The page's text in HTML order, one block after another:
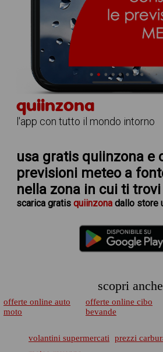
quiinzona
l'app con tutto il mondo intorno
usa gratis quiinzona e
previsioni meteo a
nella zona in cui ti trovi
scarica gratis quiinzonadallo store
scopri anche
offerte online auto
moto
offerte online cibo
bevande
volantini supermercati prezzi